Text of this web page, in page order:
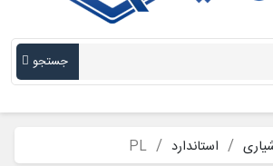
جستجو
استاندارد PL